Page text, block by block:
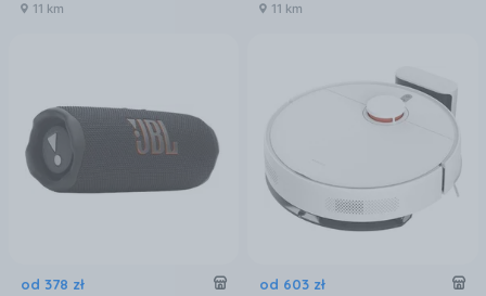
11 km 11 km
od 378 zł od 603 zł